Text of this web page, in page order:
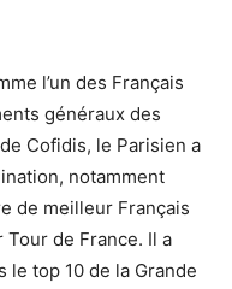
l’un des Français
généraux des
Cofidis, le Parisien a
notamment
de meilleur Français
de France. Il a
top 10 de la Grande